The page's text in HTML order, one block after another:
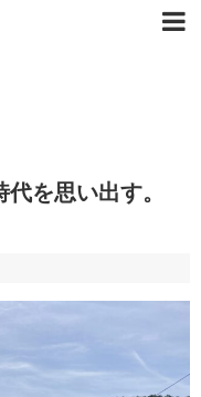
を思い出す。